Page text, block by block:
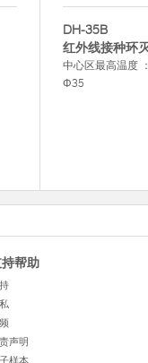
DH-35B
红外线接种环
中心区最高温度
Φ35
帮助
声明
样本